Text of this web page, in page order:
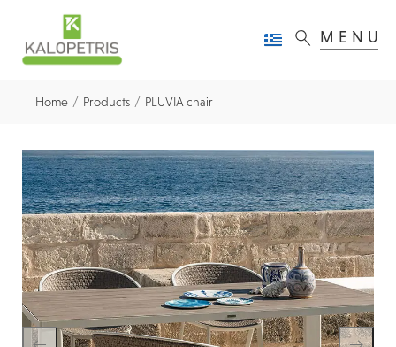
MENU
Home / Products / PLUVIA chair